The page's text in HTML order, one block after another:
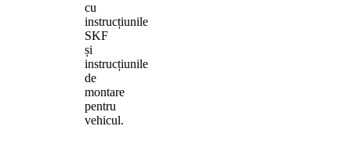
cu
instrucțiunile
SKF
și
instrucțiunile
de
montare
pentru
vehicul.